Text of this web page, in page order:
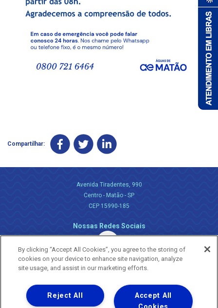
Compartilhar:
Avenida Tiradentes, 990
Centro - Matão - SP
CEP 15990-185
Nossas Redes Sociais
Uma empresa
Copyright ® 2026 - Todos os Direitos Reservados.
By clicking “Accept All Cookies”, you agree to the storing of
cookies on your device to enhance site navigation, analyze
site usage, and assist in our marketing efforts.
Accept All
Reject All